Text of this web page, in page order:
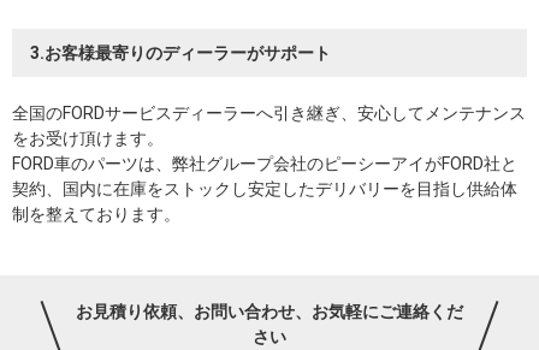
3.お客様最寄りのディーラーがサポート
全国のFORDサービスディーラーへ引き継ぎ、安心してメンテナンス
をお受け頂けます。
FORD車のパーツは、弊社グループ会社のピーシーアイがFORD社と
契約、国内に在庫をストックし安定したデリバリーを目指し供給体
制を整えております。
お見積り依頼、お問い合わせ、お気軽にご連絡くだ
さい